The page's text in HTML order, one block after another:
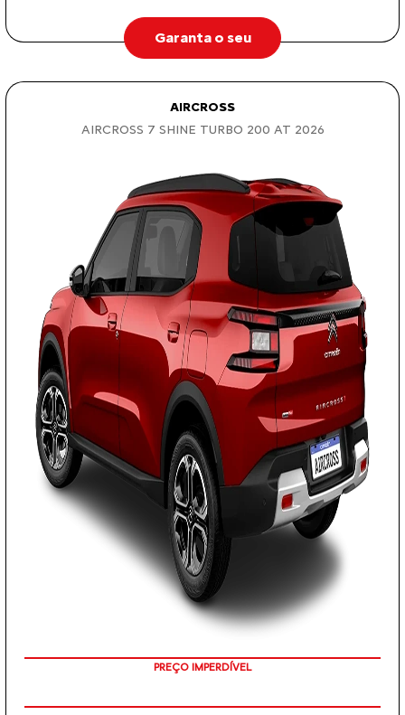
Garanta o seu
AIRCROSS
AIRCROSS 7 SHINE TURBO 200 AT 2026
EMPLACAMENTO GRÁTIS